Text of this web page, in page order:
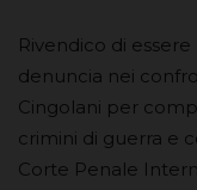
Rivendico di
denuncia nei
Cingolani per
crimini di guerra e
Corte Penale